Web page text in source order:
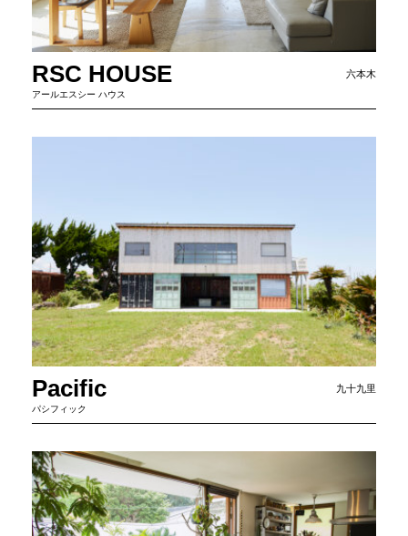
RSC HOUSE
アールエスシー ハウス
六本木
Pacific
パシフィック
九十九里